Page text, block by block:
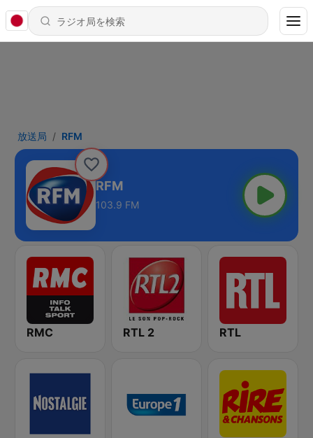
放送局 RFM
RFM
103.9 FM
RMC RTL 2 RTL